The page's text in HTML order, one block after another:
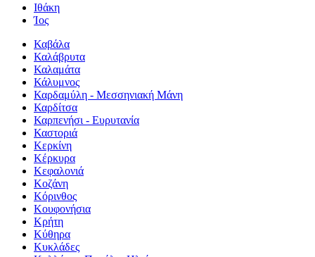
Ιθάκη
Ίος
Καβάλα
Καλάβρυτα
Καλαμάτα
Κάλυμνος
Καρδαμύλη - Μεσσηνιακή Μάνη
Καρδίτσα
Καρπενήσι - Ευρυτανία
Καστοριά
Κερκίνη
Κέρκυρα
Κεφαλονιά
Κοζάνη
Κόρινθος
Κουφονήσια
Κρήτη
Κύθηρα
Κυκλάδες